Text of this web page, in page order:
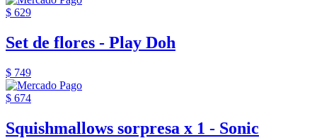
$ 629
Set de flores - Play Doh
$ 749
$ 674
Squishmallows sorpresa x 1 - Sonic